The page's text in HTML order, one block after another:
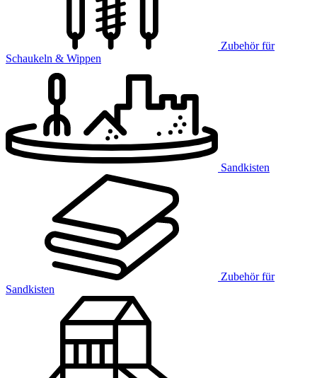
Zubehör für
Schaukeln & Wippen
Sandkisten
Zubehör für
Sandkisten